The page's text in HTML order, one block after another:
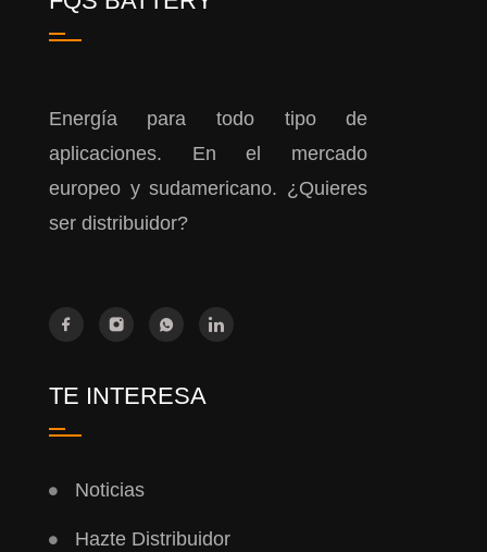
Energía para todo tipo de
aplicaciones. En el mercado
europeo y sudamericano. ¿Quieres
ser distribuidor?
TE INTERESA
Noticias
Hazte Distribuidor